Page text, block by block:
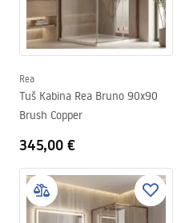
Rea
Tuš Kabina Rea Bruno 90x90
Brush Copper
345,00 €